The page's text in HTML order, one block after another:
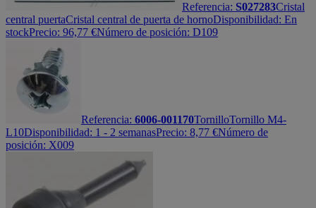
Referencia: S027283Cristal
central puertaCristal central de puerta de hornoDisponibilidad: En
stockPrecio: 96,77 €Número de posición: D109
Referencia: 6006-001170TornilloTornillo M4-
L10Disponibilidad: 1 - 2 semanasPrecio: 8,77 €Número de
posición: X009